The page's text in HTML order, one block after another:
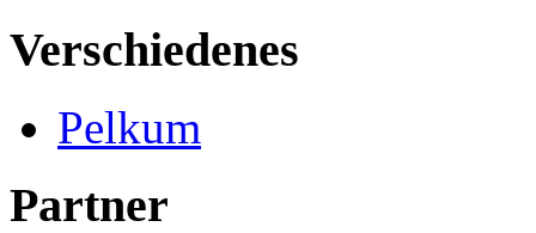
Verschiedenes
Pelkum
Partner